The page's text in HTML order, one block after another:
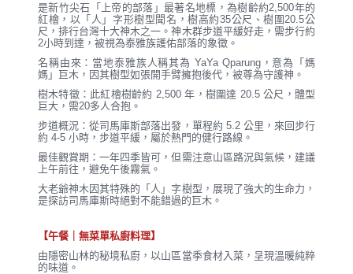
是新竹尖石「上帝的部落」最著名地標，為樹齡約2,500年的
紅檜，以「人」字形樹型聞名，樹高約35公尺、樹圍20.5公
尺，排行台灣十大神木之一。神木群步道平緩好走，需步行約
2小時到達，被視為泰雅族護佑部落的象徵。
名稱由來：當地泰雅族人稱其為 YaYa Qparung，意為「媽
媽」巨木，因其樹型如張開手臂擁抱後代，被尊為守護神。
樹木特徵：此紅檜樹齡約 2,500 年，樹圍達 20.5 公尺，體型
巨大，需20多人合抱。
步道概況：從司馬庫斯部落出發，單程約 5.2 公里，來回步行
約 4-5 小時，步道平緩，屬於熱門的健行路線。
最佳觀賞期：一年四季皆可，但需注意山區路況與氣候，建議
上午前往，避免午後霧氣。
大老爺神木因其特殊的「人」字樹型，展現了強大的生命力，
是探訪司馬庫斯時絕對不能錯過的巨木。
【午餐｜無菜單私廚料理】
由隱密山林的秘境私廚，以山區當季食材入菜，呈現溫暖純粹
的味道。